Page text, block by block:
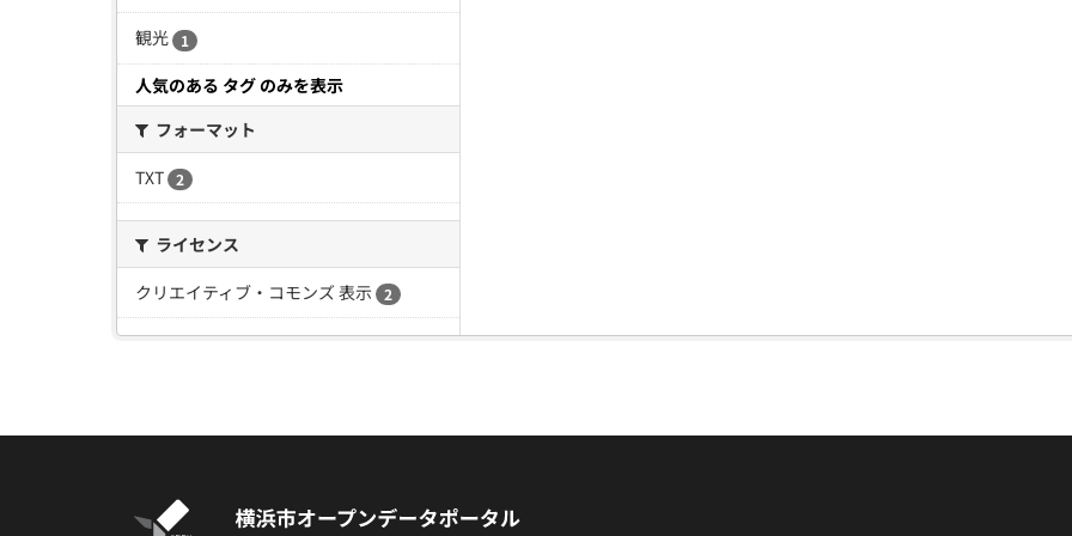
観光 1
人気のある タグ のみを表示
フォーマット
TXT 2
ライセンス
クリエイティブ・コモンズ 表示 2